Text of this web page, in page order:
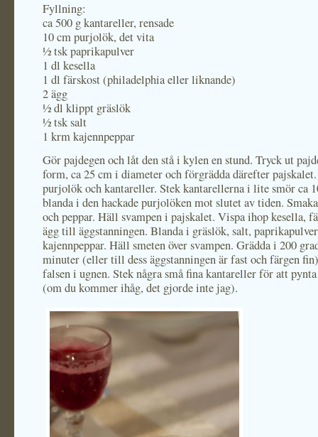
Fyllning:
ca 500 g kantareller, rensade
10 cm purjolök, det vita
½ tsk paprikapulver
1 dl kesella
1 dl färskost (philadelphia eller liknande)
2 ägg
½ dl klippt gräslök
½ tsk salt
1 krm kajennpeppar
Gör pajdegen och låt den stå i kylen en stund. Tryck ut
form, ca 25 cm i diameter och förgrädda därefter
purjolök och kantareller. Stek kantarellerna i lite smör ca
blanda i den hackade purjolöken mot slutet av tiden.
och peppar. Häll svampen i pajskalet. Vispa ihop kesella,
ägg till äggstanningen. Blanda i gräslök, salt,
kajennpeppar. Häll smeten över svampen. Grädda i 200
minuter (eller till dess äggstanningen är fast och färgen
falsen i ugnen. Stek några små fina kantareller för att
(om du kommer ihåg, det gjorde inte jag).